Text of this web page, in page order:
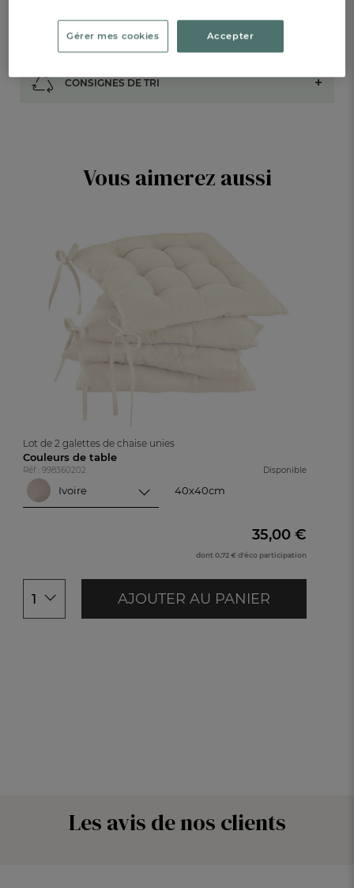
DÉTAILS
CONSIGNES DE TRI
Vous aimerez aussi
Lot de 2 galettes de chaise unies
Couleurs de table
Réf : 998360202 Disponible
Ivoire
Ivoire
Sable
40x40cm
35,00 €
dont 0,72 € d'éco participation
1 AJOUTER AU PANIER
Les avis de nos clients
Gérer mes cookies Accepter